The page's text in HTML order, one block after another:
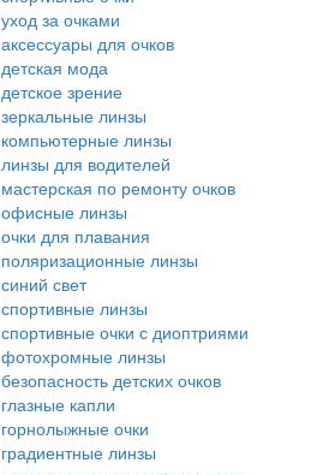
уход за очками
аксессуары для очков
детская мода
детское зрение
зеркальные линзы
компьютерные линзы
линзы для водителей
мастерская по ремонту очков
офисные линзы
очки для плавания
поляризационные линзы
синий свет
спортивные линзы
спортивные очки с диоптриями
фотохромные линзы
безопасность детских очков
глазные капли
горнолыжные очки
градиентные линзы